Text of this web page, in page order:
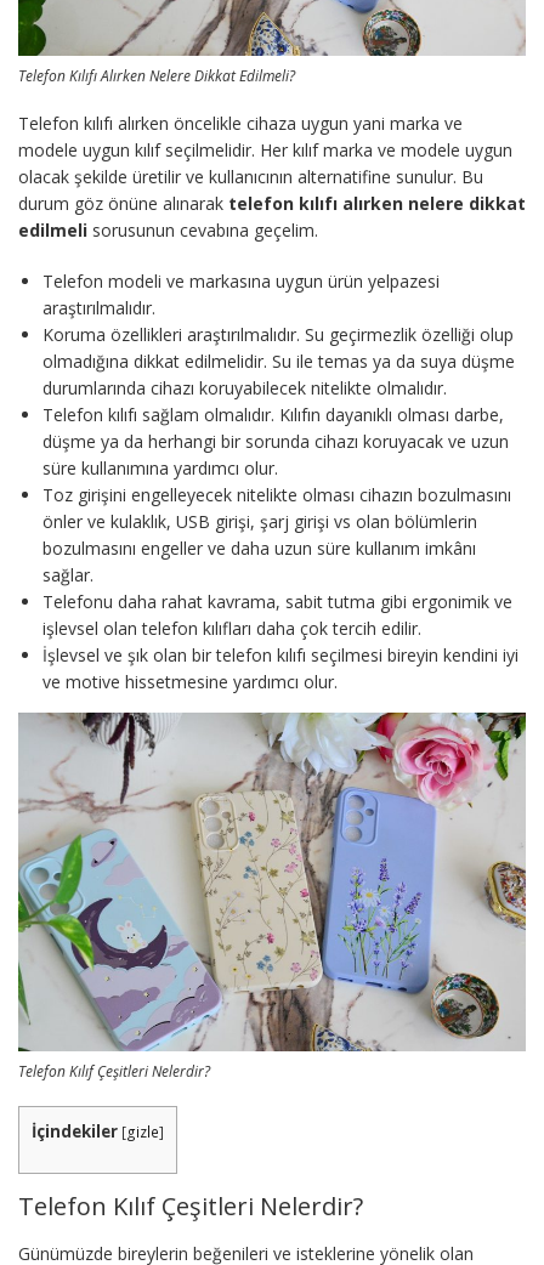
Telefon Kılıfı Alırken Nelere Dikkat Edilmeli?
Telefon kılıfı alırken öncelikle cihaza uygun yani marka ve
modele uygun kılıf seçilmelidir. Her kılıf marka ve modele uygun
olacak şekilde üretilir ve kullanıcının alternatifine sunulur. Bu
durum göz önüne alınarak telefon kılıfı alırken nelere dikkat
edilmeli sorusunun cevabına geçelim.
Telefon modeli ve markasına uygun ürün yelpazesi
araştırılmalıdır.
Koruma özellikleri araştırılmalıdır. Su geçirmezlik özelliği olup
olmadığına dikkat edilmelidir. Su ile temas ya da suya düşme
durumlarında cihazı koruyabilecek nitelikte olmalıdır.
Telefon kılıfı sağlam olmalıdır. Kılıfın dayanıklı olması darbe,
düşme ya da herhangi bir sorunda cihazı koruyacak ve uzun
süre kullanımına yardımcı olur.
Toz girişini engelleyecek nitelikte olması cihazın bozulmasını
önler ve kulaklık, USB girişi, şarj girişi vs olan bölümlerin
bozulmasını engeller ve daha uzun süre kullanım imkânı
sağlar.
Telefonu daha rahat kavrama, sabit tutma gibi ergonimik ve
işlevsel olan telefon kılıfları daha çok tercih edilir.
İşlevsel ve şık olan bir telefon kılıfı seçilmesi bireyin kendini iyi
ve motive hissetmesine yardımcı olur.
Telefon Kılıf Çeşitleri Nelerdir?
İçindekiler [gizle]
Telefon Kılıf Çeşitleri Nelerdir?
Günümüzde bireylerin beğenileri ve isteklerine yönelik olan